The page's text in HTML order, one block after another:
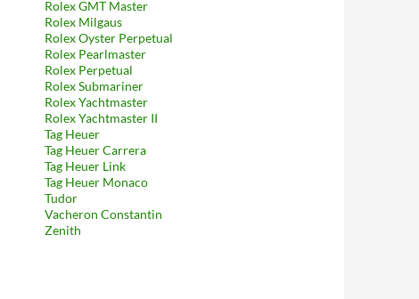
Rolex GMT Master
Rolex Milgaus
Rolex Oyster Perpetual
Rolex Pearlmaster
Rolex Perpetual
Rolex Submariner
Rolex Yachtmaster
Rolex Yachtmaster II
Tag Heuer
Tag Heuer Carrera
Tag Heuer Link
Tag Heuer Monaco
Tudor
Vacheron Constantin
Zenith